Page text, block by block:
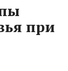
при